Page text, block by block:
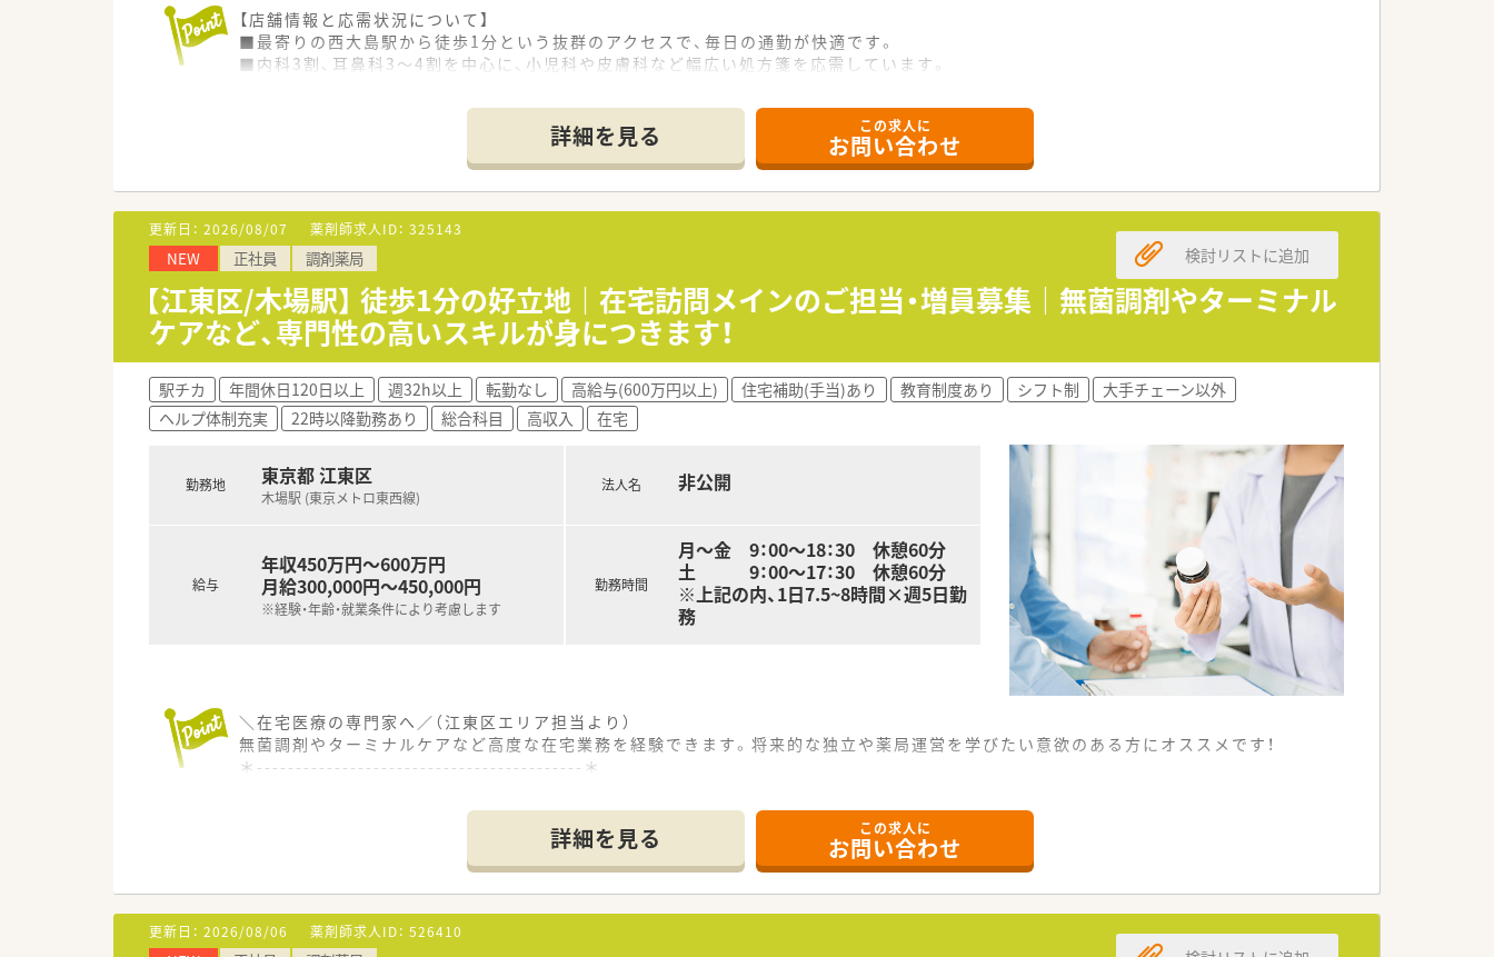
【店舗情報と応需状況について】
■最寄りの西大島駅から徒歩1分という抜群のアクセスで、毎日の通勤が快適です。
■内科3割、耳鼻科3～4割を中心に、小児科や皮膚科など幅広い処方箋を応需しています。
■門前のドクターとは日頃から密に連携しており、非常に風通しが良く働きやすいです。
■待合室や休憩室も広く設計されており、患者様もスタッフもリラックスできる空間です。
■薬学生の実習も積極的に受け入れています。
【法人特徴について】
■東京都と千葉県に合計6店舗の調剤薬局をドミナント展開している会社です。
■元MR出身の社長は現場との距離が近く、門前クリニックとの関係構築を大切にしています。
■一人当たりの対応枚数を20枚程度に抑えるなど、従業員の働きやすさを第一に考えています。
【勤務実態について】
■完全週休2日制で年間休日は120日以上あり、仕事と私生活の調和が図れます。
■週40時間より短いシフトを組む工夫により、残業はほとんどなく定時退社が基本です。
■本社にヘルプ専任の薬剤師が在籍しているため、希望のお休みが取得しやすい環境です。
【こんな方にオススメ】
■年間休日が多く残業が少ないため、プライベートの時間をしっかり確保したい方におすすめです。
■未経験や経験の浅い方でも、充実した教育体制のもとで安心してキャリアをスタートしたい方。
■穏やかな環境で、腰を据えて長く働きたい方に最適です。
詳細を見る この求人に
お問い合わせ
更新日： 2026/08/07 薬剤師求人ID： 325143
NEW 正社員 調剤薬局
【江東区/木場駅】 徒歩1分の好立地｜在宅訪問メインのご担当・増員募集｜無菌調剤やターミナル
ケアなど、専門性の高いスキルが身につきます！
検討リストに追加
駅チカ 年間休日120日以上 週32h以上 転勤なし 高給与(600万円以上) 住宅補助(手当)あり 教育制度あり シフト制
大手チェーン以外
ヘルプ体制充実
22時以降勤務あり 総合科目 高収入 在宅
勤務地 東京都 江東区
木場駅 (東京メトロ東西線)
給与
年収450万円～600万円
月給300,000円～450,000円
※経験・年齢・就業条件により考慮します
法人名 非公開
勤務時間
月～金 9：00～18：30 休憩60分
土 9：00～17：30 休憩60分
※上記の内、1日7.5~8時間×週5日勤
務
＼在宅医療の専門家へ／（江東区エリア担当より）
無菌調剤やターミナルケアなど高度な在宅業務を経験できます。将来的な独立や薬局運営を学びたい意欲のある方にオススメです！
＊------------------------------------------＊
■現在は在宅訪問をメインに担当していただく薬剤師の方を増員募集しており、地域の医療に貢献したい方を歓迎しております。
■個人在宅を約90名、施設入居者を7名程度対応をしております。
■がん終末期の患者様、医療用麻薬、CADDポンプ、輸液等の在宅対応も行っております、また外来も対応しております。。
【法人特徴について】
■東西線沿線を中心としてグループ店舗を複数展開しております。
■代表がMR出身という背景から教育に熱心な社風があり、将来の薬局運営や独立を見据えた指導を受けることが可能です。
詳細を見る この求人に
お問い合わせ
更新日： 2026/08/06 薬剤師求人ID： 526410